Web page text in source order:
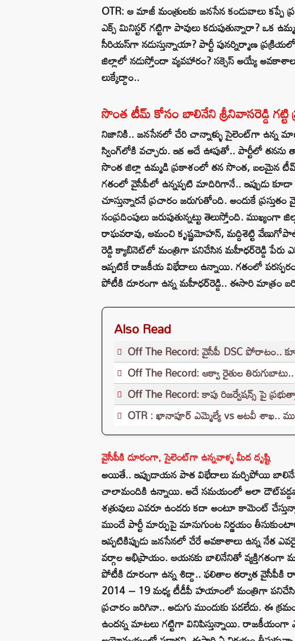
OTR: ఆ మాజీ మంత్రులకు జనసేన కండువాలు
ఎక్స్‌ మినిస్టర్‌ గట్టిగా పావులు కదుపుతున్నారా? ఒక
సీరియస్‌గా నడుస్తున్నాయా? పార్టీ పునర్నిర్మాణ
జిల్లాలో నడుస్తోందా వ్యవహారం? సక్సెస్‌ అయ్యే
లుక్కేద్దాం..
సొంత టీమ్‌ కోసం బాలినేని శ్రీనివాసరెడ్డి గట్టి
నిజానికి.. జనసేనలో చేరి చాన్నాళ్ళు సైలెంట్‌గా ఉన్న
స్వింగ్‌లోకి వ‌చ్చారు. ఇక అదే ఊపుతో.. పార్టీలో తనను
సొంత జిల్లా ఉమ్మడి ప్రకాశంలో తన సొంత, బలమైన
గతంలో వైసీపీలో ఉన్నప్పటి మాదిరిగానే.. ఇప్పుడు కూడా
చూస్తున్నారనే ప్రచారం జరుగుతోంది. అందుకే
సంప్రదింపులు జరుపుతున్నట్టు తెలుస్తోంది.
రాఘ‌వ‌రావు, ఆమంచి కృష్ణమోహ‌న్, మ‌ద్దిశెట్టి
రెడ్డి క్యాబినెట్‌లో మంత్రిగా ప‌నిచేసిన మహీధర్‌రెడ్డి
ఇప్పటికే రాజకీయ విభేదాలు ఉన్నాయి. గతంలో పరస్పరం
పోటీకి దూరంగా ఉన్న మహీధర్‌రెడ్డి.. ఈసారి మాత్రం
Also Read
Off The Record: వైసీపీ DSC పోరాటం..
Off The Record: ఆక్వా రైతుల
Off The Record: కాపు రిజర్వేషన్స్ పై
OTR : ఖానాపూర్ ఎమ్మెల్యే vs అటవీ శాఖ..
వైసీపీకి దూరంగా, సైలెంట్‌గా ఉన్నవాళ్ళ మీద దృష్టి
అయితే.. ఇప్పుడాయన పాత విభేదాలు మర్చిపోయి
చాలామందికి ఉన్నాయి. అదే సమయంలో అలా
శత్రువులు ఎవరూ ఉండరు కదా అంటూ కామెంట్‌
ముందే పార్టీ మార్పుపై మానుగుంట నిర్ణయం
ఇప్పటికిప్పుడు జ‌న‌సేన‌లో చేరే అవకాశాలు ఉన్న నేత
వర్గాల అభిప్రాయం. ఆయనకు బాలినేనితో వ్యక్తిగతంగా
పోటీకి దూరంగా ఉన్న శిద్దా.. ఫ‌లితాల తర్వాత వైసీపీకి
2014 – 19 మధ్య టీడీపీ హయాంలో మంత్రిగా
ప్రచారం జ‌రిగినా.. అడుగు ముందుకు పడలేదు. ఈ
ఉందన్న మాటలు గట్టిగా వినిపిస్తున్నాయి. రాజకీయంగా